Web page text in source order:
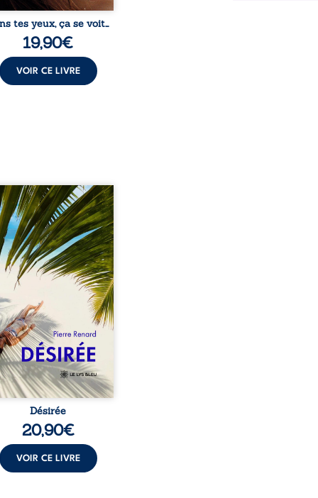
tes yeux, ça se voit…
19,90€
VOIR CE LIVRE
Pierre, jeune retraité,
qu’il est devenu une
femme métissée de
ans. À peine a-t-il
à apprivoiser ce
corps qu’Ange surgit
sa vie et fait vaciller
ses certitudes. Entre
est immédiate,
jusqu’à ce qu’un
familial fasse planer
: et s’ils étaient
demi-frère et ...
Désirée
20,90€
VOIR CE LIVRE